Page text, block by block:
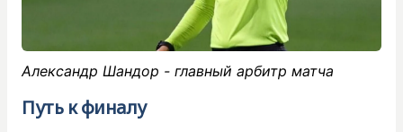
Александр Шандор - главный арбитр матча
Путь к финалу